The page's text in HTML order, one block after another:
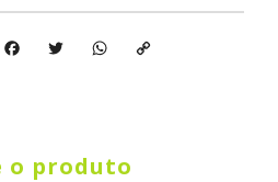
FacebookTwitter WhatsApp
o produto